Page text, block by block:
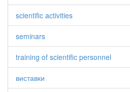
scientific activities
seminars
training of scientific personnel
виставки